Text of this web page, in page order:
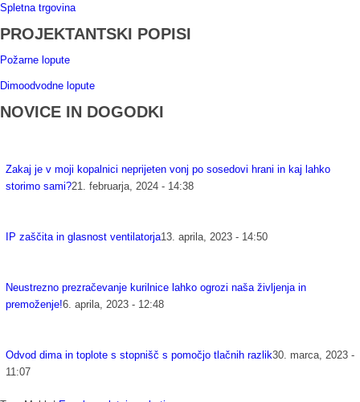
Spletna trgovina
PROJEKTANTSKI POPISI
Požarne lopute
Dimoodvodne lopute
NOVICE IN DOGODKI
Zakaj je v moji kopalnici neprijeten vonj po sosedovi hrani in kaj lahko
storimo sami?21. februarja, 2024 - 14:38
IP zaščita in glasnost ventilatorja13. aprila, 2023 - 14:50
Neustrezno prezračevanje kurilnice lahko ogrozi naša življenja in
premoženje!6. aprila, 2023 - 12:48
Odvod dima in toplote s stopnišč s pomočjo tlačnih razlik30. marca, 2023 -
11:07